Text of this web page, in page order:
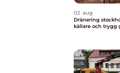
02. aug
Dränering stockholm en guide
källare och trygg